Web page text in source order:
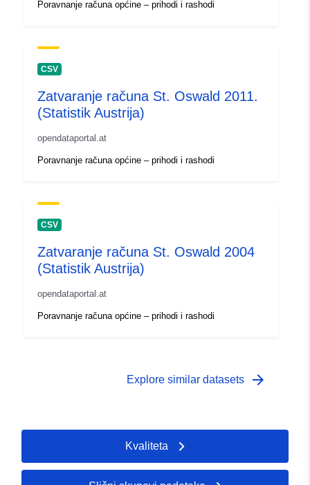
Poravnanje računa općine – prihodi i rashodi
CSV
Zatvaranje računa St. Oswald 2011.
(Statistik Austrija)
opendataportal.at
Poravnanje računa općine – prihodi i rashodi
CSV
Zatvaranje računa St. Oswald 2004
(Statistik Austrija)
opendataportal.at
Poravnanje računa općine – prihodi i rashodi
Explore similar datasets arrow_forward
Kvaliteta